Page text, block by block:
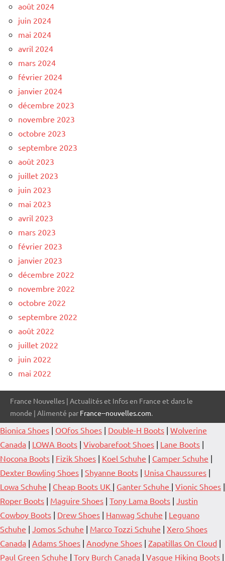
août 2024
juin 2024
mai 2024
avril 2024
mars 2024
février 2024
janvier 2024
décembre 2023
novembre 2023
octobre 2023
septembre 2023
août 2023
juillet 2023
juin 2023
mai 2023
avril 2023
mars 2023
février 2023
janvier 2023
décembre 2022
novembre 2022
octobre 2022
septembre 2022
août 2022
juillet 2022
juin 2022
mai 2022
France Nouvelles | Actualités et Infos en France et dans le
monde | Alimenté par France--nouvelles.com.
Bionica Shoes | OOfos Shoes | Double-H Boots | Wolverine
Canada | LOWA Boots | Vivobarefoot Shoes | Lane Boots |
Nocona Boots | Fizik Shoes | Koel Schuhe | Camper Schuhe |
Dexter Bowling Shoes | Shyanne Boots | Unisa Chaussures |
Lowa Schuhe | Cheap Boots UK | Ganter Schuhe | Vionic Shoes |
Roper Boots | Maguire Shoes | Tony Lama Boots | Justin
Cowboy Boots | Drew Shoes | Hanwag Schuhe | Leguano
Schuhe | Jomos Schuhe | Marco Tozzi Schuhe | Xero Shoes
Canada | Adams Shoes | Anodyne Shoes | Zapatillas On Cloud |
Paul Green Schuhe | Tory Burch Canada | Vasque Hiking Boots |